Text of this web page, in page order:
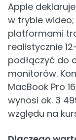
Apple
w trybie
platformami
realistycznie
podłączyć do
monitorów.
MacBook Pro
wynosi ok. 3
względu na